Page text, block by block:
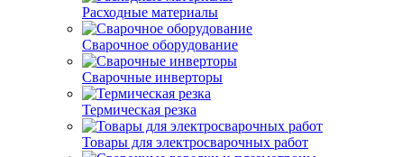
Расходные материалы
Сварочное оборудование
Сварочные инверторы
Термическая резка
Товары для электросварочных работ